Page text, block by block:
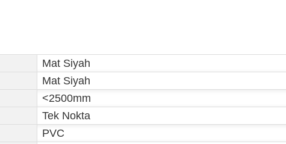
Mat Siyah
Mat Siyah
<2500mm
Tek Nokta
PVC